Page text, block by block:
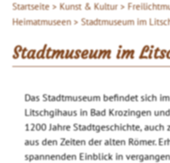
Startseite > Kunst & Kultur >
Heimatmuseen > Stadtmuseum im
Stadtmuseum im
Das Stadtmuseum befindet sich
Litschgihaus in Bad Krozingen
1200 Jahre Stadtgeschichte, auch
aus den Zeiten der alten Römer.
spannenden Einblick in